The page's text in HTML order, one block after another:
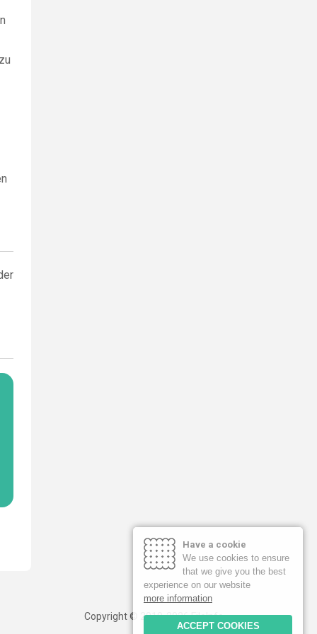
Copyright © 2019-2026 FileInfo
Have a cookie
We use cookies to ensure
that we give you the best
experience on our website
more information
ACCEPT COOKIES